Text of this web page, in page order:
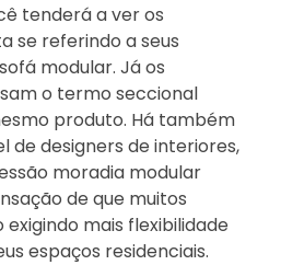
tenderá a ver os
se referindo a seus
modular. Já os
o termo seccional
produto. Há também
de designers de interiores,
moradia modular
de que muitos
mais flexibilidade
espaços residenciais.